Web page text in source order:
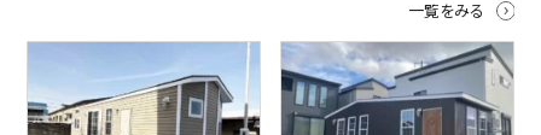
一覧をみる